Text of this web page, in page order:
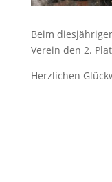
Beim
Verein den 2.
Herzlichen